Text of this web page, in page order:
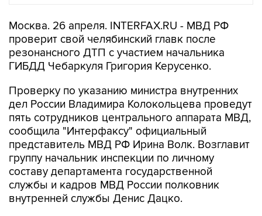
Москва. 26 апреля. INTERFAX.RU - МВД РФ
проверит свой челябинский главк после
резонансного ДТП с участием начальника
ГИБДД Чебаркуля Григория Керусенко.
Проверку по указанию министра внутренних
дел России Владимира Колокольцева проведут
пять сотрудников центрального аппарата МВД,
сообщила "Интерфаксу" официальный
представитель МВД РФ Ирина Волк. Возглавит
группу начальник инспекции по личному
составу департамента государственной
службы и кадров МВД России полковник
внутренней службы Денис Дацко.